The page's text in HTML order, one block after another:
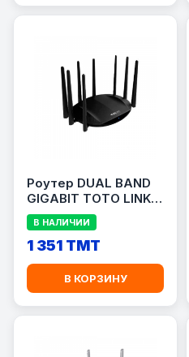
Роутер DUAL BAND
GIGABIT TOTO LINK
AC2600 A7000R
В НАЛИЧИИ
1 351 TMT
В КОРЗИНУ